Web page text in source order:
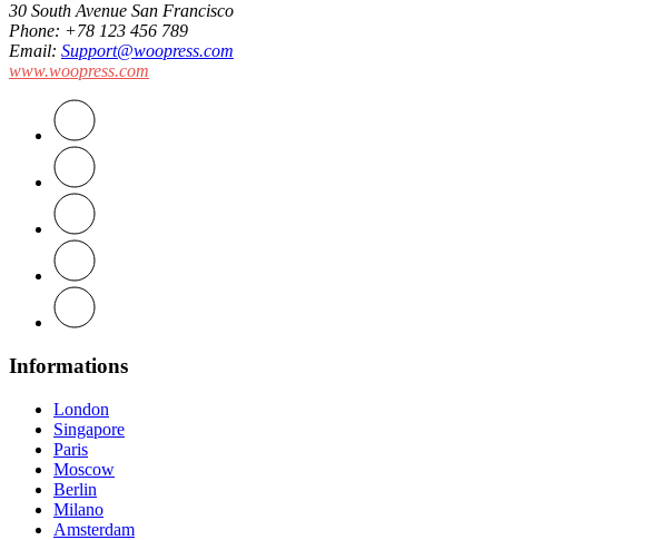
30 South Avenue San Francisco
Phone: +78 123 456 789
Email: Support@woopress.com
www.woopress.com
Informations
London
Singapore
Paris
Moscow
Berlin
Milano
Amsterdam